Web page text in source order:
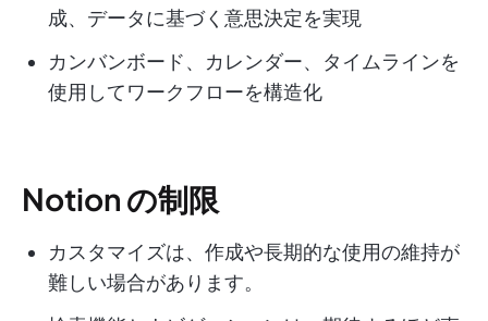
成、データに基づく意思決定を実現
カンバンボード、カレンダー、タイムラインを
使用してワークフローを構造化
Notion の制限
カスタマイズは、作成や長期的な使用の維持が
難しい場合があります。